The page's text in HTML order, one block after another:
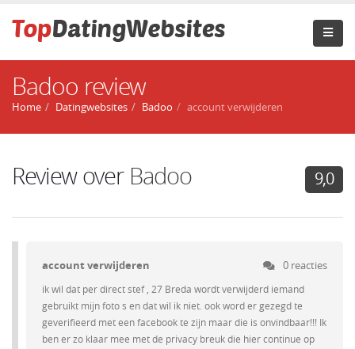
Badoo review
Home Datingwebsites Badoo account verwijderen
Review over Badoo 9,0
account verwijderen 0 reacties
ik wil dat per direct stef , 27 Breda wordt verwijderd iemand
gebruikt mijn foto s en dat wil ik niet. ook word er gezegd te
geverifieerd met een facebook te zijn maar die is onvindbaar!!! Ik
ben er zo klaar mee met de privacy breuk die hier continue op